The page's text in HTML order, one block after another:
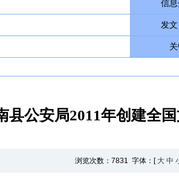
信息
发文
关
县公安局2011年创建全
浏览次数： 7831 字体：[ 大 中